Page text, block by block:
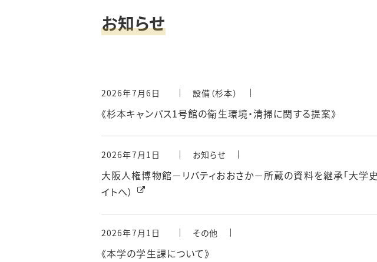
お知らせ
2026年7月6日 設備（杉本）
《杉本キャンパス1号館の衛生環境・清掃に関する提案》
2026年7月1日 お知らせ
大阪人権博物館－リバティおおさか－所蔵の資料を継承「大
イトへ）
2026年7月1日 その他
《本学の学生課について》